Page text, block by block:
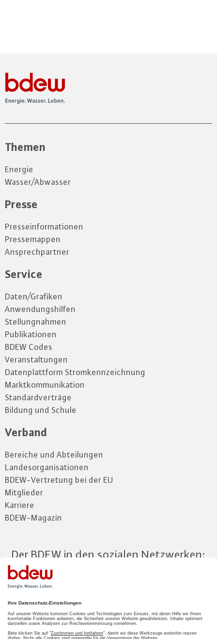
Themen
Energie
Wasser/Abwasser
Presse
Presseinformationen
Pressemappen
Ansprechpartner
Service
Daten/Grafiken
Anwendungshilfen
Stellungnahmen
Publikationen
BDEW Codes
Veranstaltungen
Datenplattform Stromkennzeichnung
Marktkommunikation
Standardverträge
Bildung und Schule
Verband
Bereiche und Abteilungen
Landesorganisationen
BDEW-Vertretung bei der EU
Mitglieder
Karriere
BDEW-Magazin
Der BDEW in den sozialen Netzwerken:
Zum Mitgliederbereich